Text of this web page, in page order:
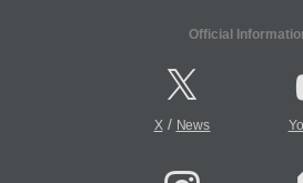
Official
X/ News